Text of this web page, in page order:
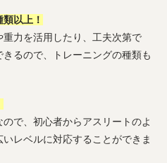
以上！
力を活用したり、工夫次第で
るので、トレーニングの種類も
で、初心者からアスリートのよ
レベルに対応することができま